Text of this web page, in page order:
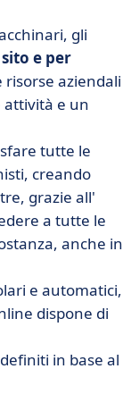
gli
e per
risorse aziendali
attività e un
tutte le
creando
grazie all'
a tutte le
anche in
e automatici,
dispone di
in base al